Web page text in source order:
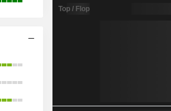
Top / Flop